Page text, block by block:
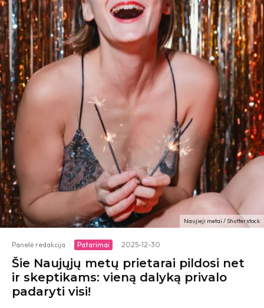
Naujieji metai / Shutterstock
Panelė redakcija · Patarimai · 2025-12-30
Šie Naujųjų metų prietarai pildosi net
ir skeptikams: vieną dalyką privalo
padaryti visi!